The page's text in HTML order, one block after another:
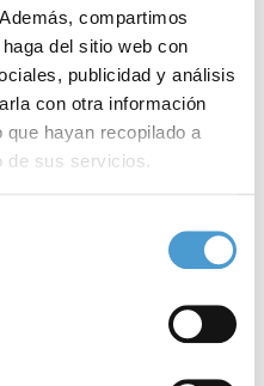
compartimos
del sitio web con
publicidad y análisis
con otra información
hayan recopilado a
de sus servicios.
DE INTERÉS